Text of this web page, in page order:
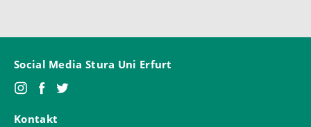
Social Media Stura Uni Erfurt
Kontakt